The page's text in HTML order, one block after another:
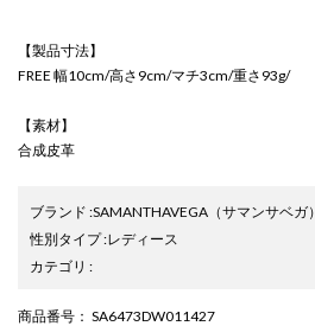
【製品寸法】
FREE 幅10cm/高さ9cm/マチ3cm/重さ93g/
【素材】
合成皮革
ブランド :SAMANTHAVEGA （サマンサベガ）
性別タイプ:レディース
カテゴリ :
商品番号 ： SA6473DW011427